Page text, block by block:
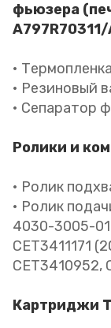
фьюзера
•
• Резиновый
• Сепаратор
Ролики и
• Ролик
• Ролик
4030-3005-
CET3411171
CET3410952,
Картриджи